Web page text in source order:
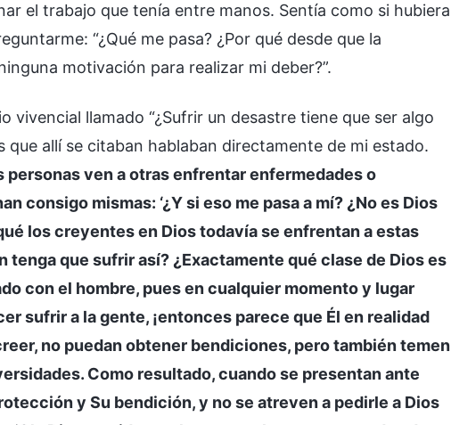
el trabajo que tenía entre manos. Sentía como si hubiera
“¿Qué me pasa? ¿Por qué desde que la
motivación para realizar mi deber?”.
vivencial llamado “¿Sufrir un desastre tiene que ser algo
que allí se citaban hablaban directamente de mi estado.
personas ven a otras enfrentar enfermedades o
consigo mismas: ‘¿Y si eso me pasa a mí? ¿No es Dios
los creyentes en Dios todavía se enfrentan a estas
tenga que sufrir así? ¿Exactamente qué clase de Dios es
con el hombre, pues en cualquier momento y lugar
sufrir a la gente, ¡entonces parece que Él en realidad
no puedan obtener bendiciones, pero también temen
Como resultado, cuando se presentan ante
y Su bendición, y no se atreven a pedirle a Dios